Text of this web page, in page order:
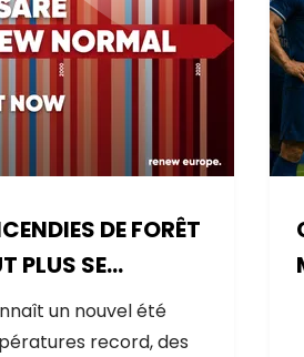
DE FORÊT
PLUS SE
ET DOIT SE
un nouvel été
record, des